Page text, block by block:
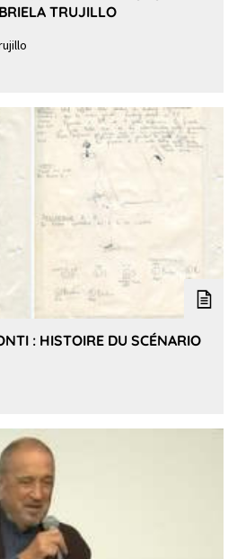
TRUJILLO
: HISTOIRE DU SCÉNARIO